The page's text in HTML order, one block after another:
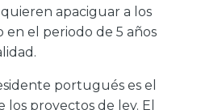
apaciguar a los
el periodo de 5 años
portugués es el
proyectos de ley. El